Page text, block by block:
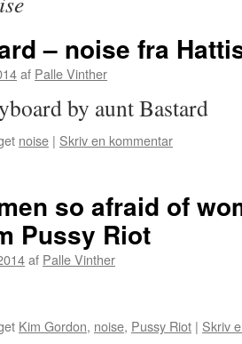
– noise fra
af Palle Vinther
by aunt Bastard
noise | Skriv en kommentar
so afraid of
Pussy Riot
af Palle Vinther
Kim Gordon, noise, Pussy Riot | Skriv